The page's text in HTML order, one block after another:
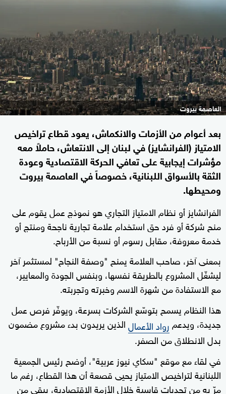
العاصمة بيروت
بعد أعوام من الأزمات والانكماش، يعود قطاع تراخيص
الامتياز (الفرانشايز) في لبنان إلى الانتعاش، حاملاً معه
مؤشرات إيجابية على تعافي الحركة الاقتصادية وعودة
الثقة بالأسواق اللبنانية، خصوصاً في العاصمة بيروت
ومحيطها.
الفرانشايز أو نظام الامتياز التجاري هو نموذج عمل يقوم على
منح شركة أو فرد حق استخدام علامة تجارية ناجحة ومنتج أو
خدمة معروفة، مقابل رسوم أو نسبة من الأرباح.
بمعنى آخر، صاحب العلامة يمنح "وصفة النجاح" لمستثمر آخر
ليشغّل المشروع بالطريقة نفسها، وبنفس الجودة والمعايير،
مع الاستفادة من شهرة الاسم وخبرته وتجربته.
هذا النظام يسمح بتوسّع الشركات بسرعة، ويوفّر فرص عمل
جديدة، ويدعم رواد الأعمالالذين يريدون بدء مشروع مضمون
بدل الانطلاق من الصفر.
في لقاء مع موقع "سكاي نيوز عربية"، أوضح رئيس الجمعية
اللبنانية لتراخيص الامتياز يحيى قصعة أن هذا القطاع، رغم ما
مرّ به من تحديات قاسية خلال الأزمة الاقتصادية، يبقى من